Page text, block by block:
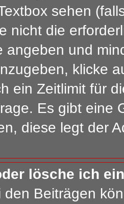
sehen
nicht die
angeben und
klicke
ein Zeitlimit für
Es gibt eine
diese legt der
lösche ich
Beiträgen